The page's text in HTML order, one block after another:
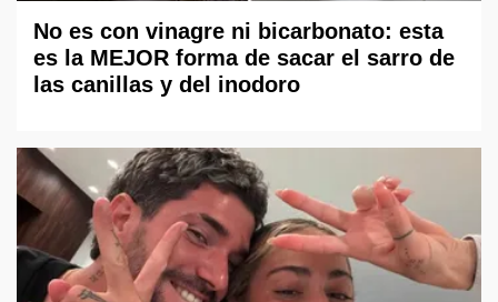
No es con vinagre ni bicarbonato: esta
es la MEJOR forma de sacar el sarro de
las canillas y del inodoro